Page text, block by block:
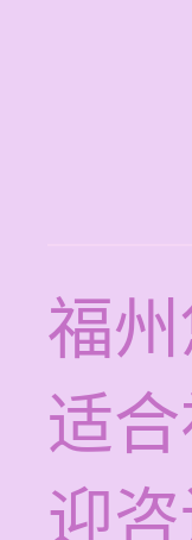
福
适
迎咨